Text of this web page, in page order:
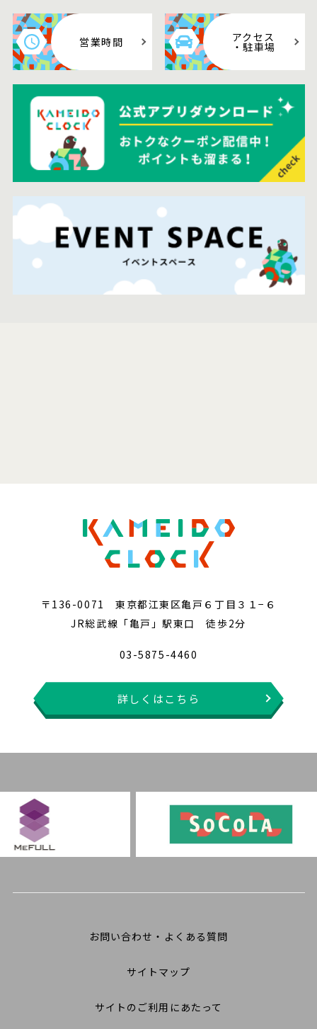
営業時間 アクセス
・駐車場
〒136-0071 東京都江東区亀戸６丁目３１−６
JR総武線「亀戸」駅東口 徒歩2分
03-5875-4460
詳しくはこちら
お問い合わせ・よくある質問
サイトマップ
サイトのご利用にあたって